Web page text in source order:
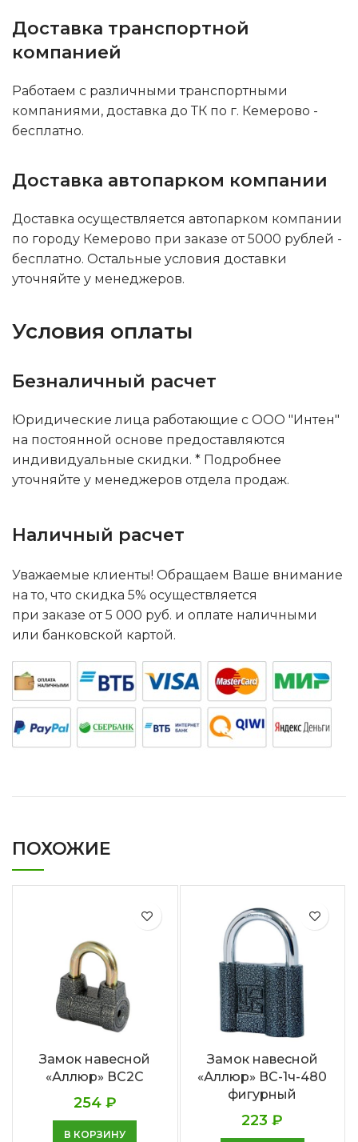
Доставка транспортной
компанией
Работаем с различными транспортными
компаниями, доставка до ТК по г. Кемерово -
бесплатно.
Доставка автопарком компании
Доставка осуществляется автопарком компании
по городу Кемерово при заказе от 5000 рублей -
бесплатно. Остальные условия доставки
уточняйте у менеджеров.
Условия оплаты
Безналичный расчет
Юридические лица работающие с ООО "Интен"
на постоянной основе предоставляются
индивидуальные скидки. * Подробнее
уточняйте у менеджеров отдела продаж.
Наличный расчет
Уважаемые клиенты! Обращаем Ваше внимание
на то, что скидка 5% осуществляется
при заказе от 5 000 руб. и оплате наличными
или банковской картой.
ПОХОЖИЕ
Замок навесной
«Аллюр» ВС2С
254 ₽
В КОРЗИНУ
Замок навесной
«Аллюр» ВС-1ч-480
фигурный
223₽